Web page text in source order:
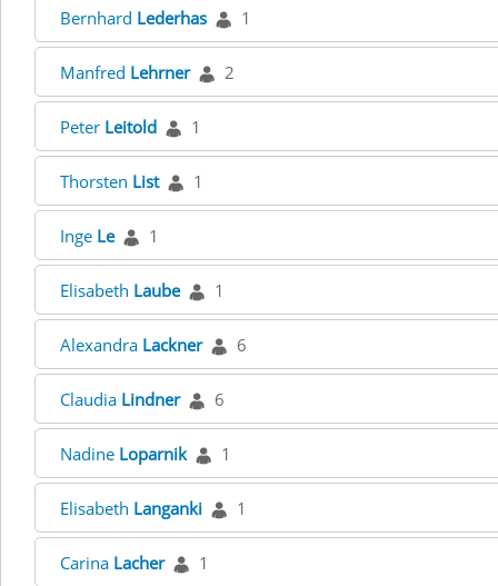
Bernhard Lederhas 1
Manfred Lehrner 2
Peter Leitold 1
Thorsten List 1
Inge Le 1
Elisabeth Laube 1
Alexandra Lackner 6
Claudia Lindner 6
Nadine Loparnik 1
Elisabeth Langanki 1
Carina Lacher 1